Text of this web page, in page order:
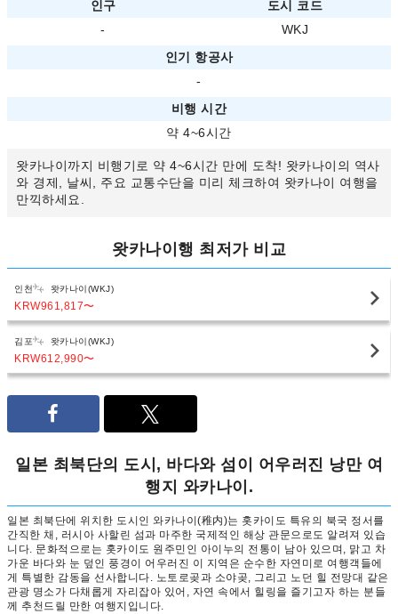
인구
도시 코드
-
WKJ
인기 항공사
-
비행 시간
약 4~6시간
왓카나이까지 비행기로 약 4~6시간 만에 도착! 왓카나이의 역사
와 경제, 날씨, 주요 교통수단을 미리 체크하여 왓카나이 여행을
만끽하세요.
왓카나이행 최저가 비교
인천 왓카나이(WKJ)
KRW961,817〜
김포 왓카나이(WKJ)
KRW612,990〜
일본 최북단의 도시, 바다와 섬이 어우러진 낭만 여
행지 와카나이.
일본 최북단에 위치한 도시인 와카나이(稚内)는 홋카이도 특유의 북국 정서를
간직한 채, 러시아 사할린 섬과 마주한 국제적인 해상 관문으로도 알려져 있습
니다. 문화적으로는 홋카이도 원주민인 아이누의 전통이 남아 있으며, 맑고 차
가운 바다와 눈 덮인 풍경이 어우러진 이 지역은 순수한 자연미로 여행객들에
게 특별한 감동을 선사합니다. 노토로곶과 소야곶, 그리고 노던 힐 전망대 같은
관광 명소가 다채롭게 자리잡아 있어, 자연 속에서 힐링을 즐기고자 하는 분들
께 추천드릴 만한 여행지입니다.